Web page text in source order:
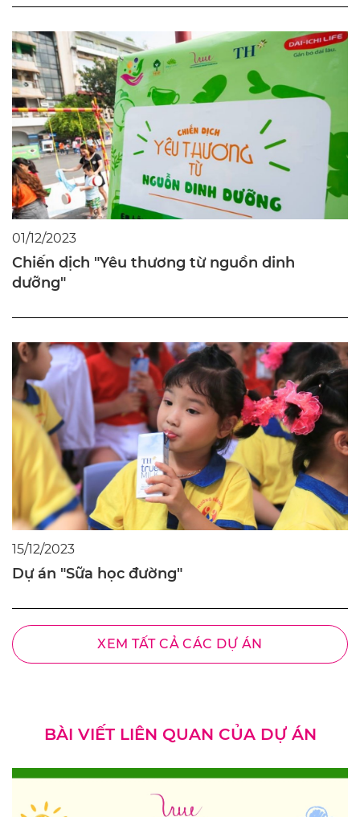
01/12/2023
Chiến dịch "Yêu thương từ nguồn dinh
dưỡng"
15/12/2023
Dự án "Sữa học đường"
XEM TẤT CẢ CÁC DỰ ÁN
BÀI VIẾT LIÊN QUAN CỦA DỰ ÁN